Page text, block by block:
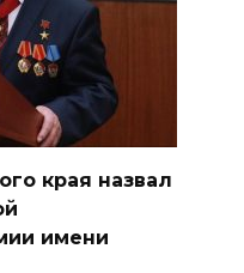
края назвал
имени